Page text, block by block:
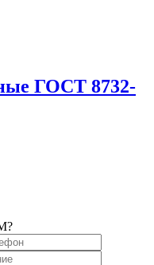
ГОСТ 8732-